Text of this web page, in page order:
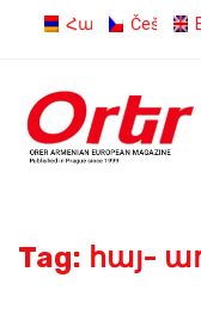
ՀայերենČeština
Tag: հայ-